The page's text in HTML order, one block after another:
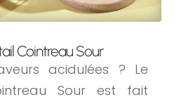
Cointreau Sour
acidulées ? Le
Sour est fait